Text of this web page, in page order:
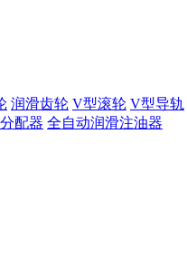
润滑齿轮 V型滚轮 V型导轨
配器 全自动润滑注油器